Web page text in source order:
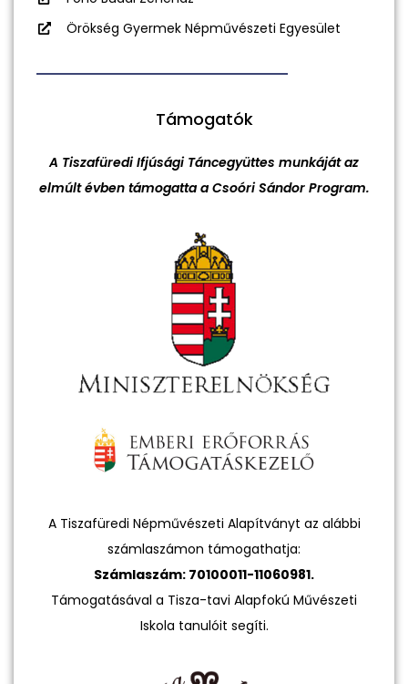
Örökség Gyermek Népművészeti Egyesület
Támogatók
A Tiszafüredi Ifjúsági Táncegyüttes munkáját az
elmúlt évben támogatta a Csoóri Sándor Program.
A Tiszafüredi Népművészeti Alapítványt az alábbi
számlaszámon támogathatja:
Számlaszám: 70100011-11060981.
Támogatásával a Tisza-tavi Alapfokú Művészeti
Iskola tanulóit segíti.